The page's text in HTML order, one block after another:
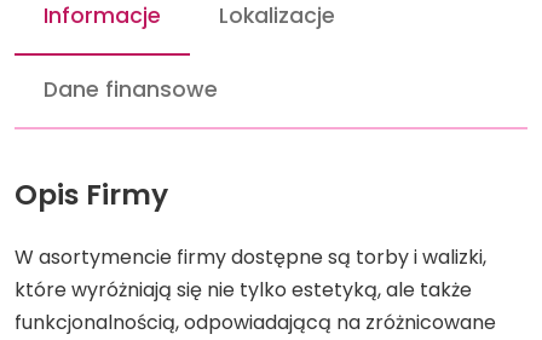
Informacje Lokalizacje
Dane finansowe
Opis Firmy
W asortymencie firmy dostępne są torby i walizki,
które wyróżniają się nie tylko estetyką, ale także
funkcjonalnością, odpowiadającą na zróżnicowane